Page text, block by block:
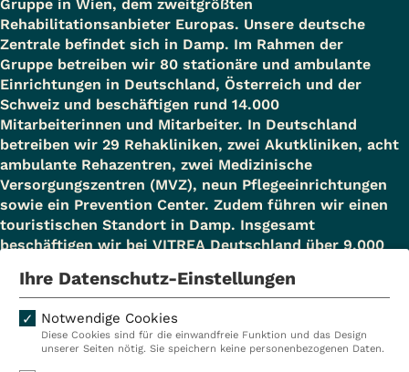
Gruppe in Wien, dem zweitgrößten
Rehabilitationsanbieter Europas. Unsere deutsche
Zentrale befindet sich in Damp. Im Rahmen der
Gruppe betreiben wir 80 stationäre und ambulante
Einrichtungen in Deutschland, Österreich und der
Schweiz und beschäftigen rund 14.000
Mitarbeiterinnen und Mitarbeiter. In Deutschland
betreiben wir 29 Rehakliniken, zwei Akutkliniken, acht
ambulante Rehazentren, zwei Medizinische
Versorgungszentren (MVZ), neun Pflegeeinrichtungen
sowie ein Prevention Center. Zudem führen wir einen
touristischen Standort in Damp. Insgesamt
beschäftigen wir bei VITREA Deutschland über 9.000
Kliniken
Ambulant
Ihre Datenschutz-Einstellungen
Notwendige Cookies
Diese Cookies sind für die einwandfreie Funktion und das Design
unserer Seiten nötig. Sie speichern keine personenbezogenen Daten.